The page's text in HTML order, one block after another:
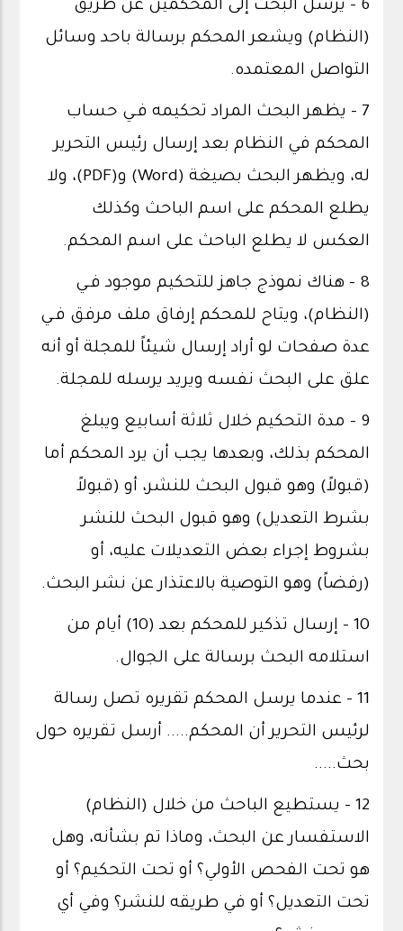
6 - يرسل البحث إلى المحكمين عن طريق
(النظام) ويشعر المحكم برسالة باحد وسائل
التواصل المعتمده.
7 - يظهر البحث المراد تحكيمه فـي حساب
المحكم في النظام بعد إرسال رئيس التحرير
له، ويظهر البحث بصيغة (Word) و(PDF)، ولا
يطلع المحكم على اسم الباحث وكذلك
العكس لا يطلع الباحث على اسم المحكم.
8 - هناك نموذج جاهز للتحكيم موجود فـي
(النظام)، ويتاح للمحكم إرفاق ملف مرفق فـي
عدة صفحات لو أراد إرسال شيئاً للمجلة أو أنه
علق على البحث نفسه ويريد يرسله للمجلة.
9 - مدة التحكيم خلال ثلاثة أسابيع ويبلغ
المحكم بذلك، وبعدها يجب أن يرد المحكم أما
(قبولاً) وهو قبول البحث للنشر، أو (قبولاً
بشرط التعديل) وهو قبول البحث للنشر
بشروط إجراء بعض التعديلات عليه، أو
(رفضاً) وهو التوصية بالاعتذار عن نشر البحث.
10 - إرسال تذكير للمحكم بعد (10) أيام من
استلامه البحث برسالة على الجوال.
11 - عندما يرسل المحكم تقريره تصل رسالة
لرئيس التحرير أن المحكم..... أرسل تقريره حول
بحث.....
12 - يستطيع الباحث من خلال (النظام)
الاستفسار عن البحث، وماذا تم بشأنه، وهل
هو تحت الفحص الأولي؟ أو تحت التحكيم؟ أو
تحت التعديل؟ أو في طريقه للنشر؟ وفي أي